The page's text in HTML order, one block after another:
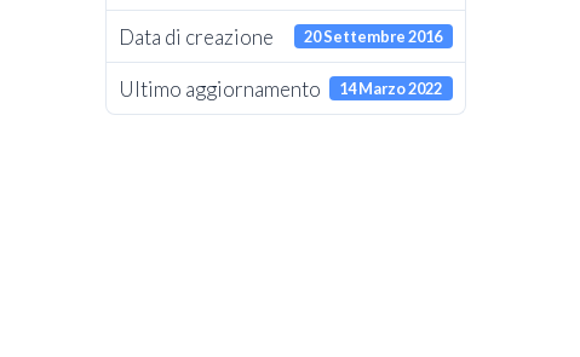
Data di creazione 20 Settembre 2016
Ultimo aggiornamento 14 Marzo 2022